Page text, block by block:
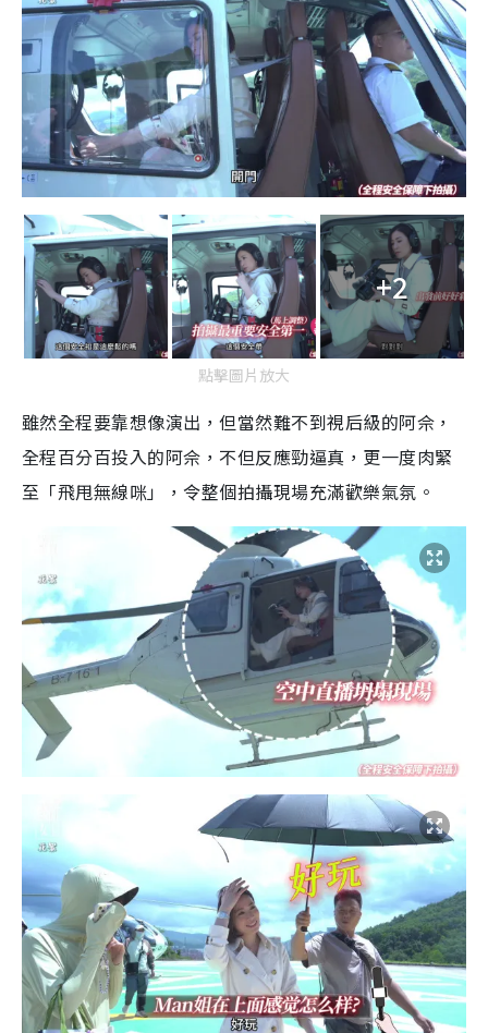
+2
點擊圖片放大
雖然全程要靠想像演出，但當然難不到視后級的阿佘，
全程百分百投入的阿佘，不但反應勁逼真，更一度肉緊
至「飛甩無線咪」，令整個拍攝現場充滿歡樂氣氛。